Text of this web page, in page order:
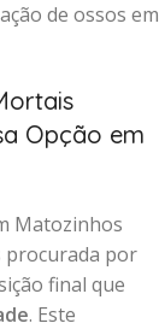
de ossos em
Opção em
Matozinhos
procurada por
final que
. Este